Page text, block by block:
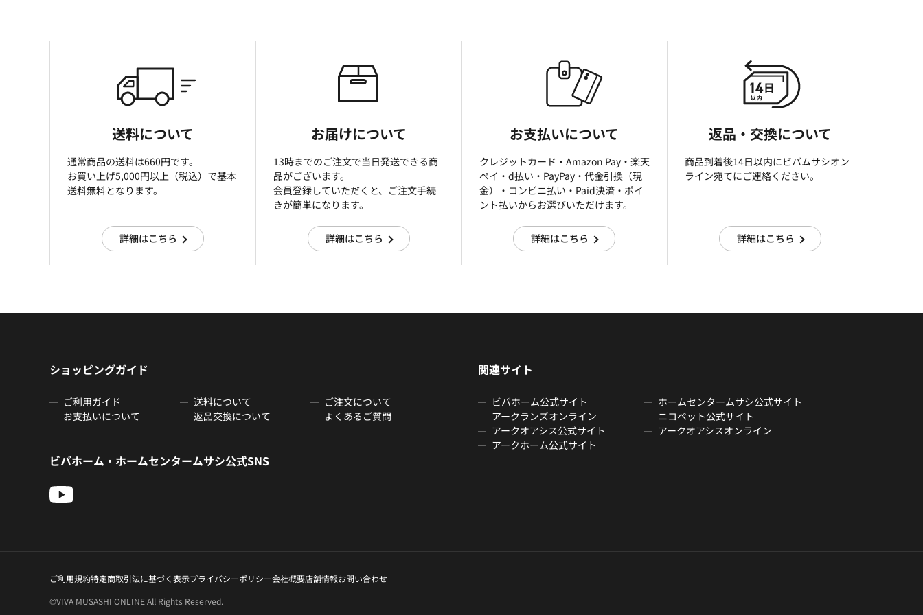
送料について
通常商品の送料は660円です。
お買い上げ5,000円以上（税込）で基本
送料無料となります。
詳細はこちら
お届けについて
13時までのご注文で当日発送できる商
品がございます。
会員登録していただくと、ご注文手続
きが簡単になります。
詳細はこちら
お支払いについて
クレジットカード・Amazon Pay・楽天
ぺイ・d払い・PayPay・代金引換（現
金）・コンビニ払い・Paid決済・ポイ
ント払いからお選びいただけます。
詳細はこちら
返品・交換について
商品到着後14日以内にビバムサシオン
ライン宛てにご連絡ください。
詳細はこちら
ショッピングガイド
ご利用ガイド 送料について
ご注文について
お支払いについて
返品交換について よくあるご質問
関連サイト
ビバホーム公式サイト
ホームセンタームサシ公式サイト
アークランズオンライン
ニコペット公式サイト
アークオアシス公式サイト
アークオアシスオンライン
アークホーム公式サイト
ビバホーム・ホームセンタームサシ公式SNS
ご利用規約特定商取引法に基づく表示プライバシーポリシー会社概要店舗情報お問い合わせ
©VIVA MUSASHI ONLINE All Rights Reserved.